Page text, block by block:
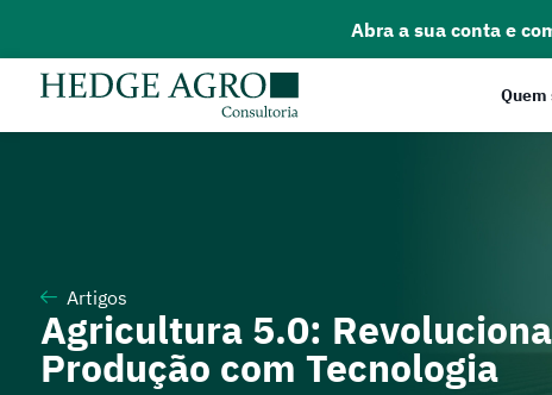
Abra a sua conta e
Quem
Artigos
Agricultura 5.0:
Produção com Tecnologia